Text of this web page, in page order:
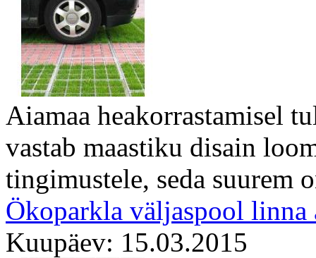
Aiamaa heakorrastamisel
vastab maastiku disain
tingimustele, seda suurem
Ökoparkla väljaspool
Kuupäev: 15.03.2015